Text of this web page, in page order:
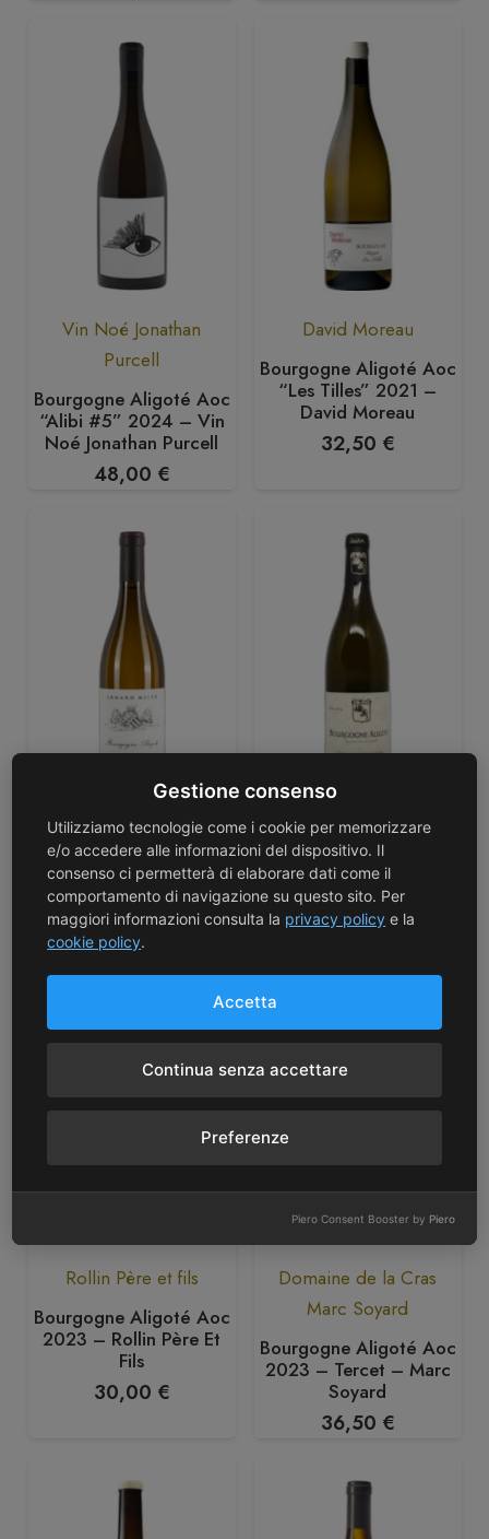
Vin Noé Jonathan
Purcell
Bourgogne Aligoté Aoc
“Alibi #5” 2024 – Vin
Noé Jonathan Purcell
48,00 €
David Moreau
Bourgogne Aligoté Aoc
“Les Tilles” 2021 –
David Moreau
32,50 €
Armand Heitz
Bourgogne Aligoté Aoc
2023 – Armand Heitz
26,50€
Fabien Coche
Bourgogne Aligoté
AOC 2023 – Fabien
Coche
40,00€
Rollin Père et fils
Bourgogne Aligoté Aoc
2023 – Rollin Père Et
Fils
30,00 €
Domaine de la Cras
Marc Soyard
Bourgogne Aligoté Aoc
2023 – Tercet – Marc
Soyard
36,50 €
Gestione consenso
Utilizziamo tecnologie come i cookie per memorizzare
e/o accedere alle informazioni del dispositivo. Il
consenso ci permetterà di elaborare dati come il
comportamento di navigazione su questo sito. Per
maggiori informazioni consulta la privacy policy e la
cookie policy.
Accetta
Continua senza accettare
Preferenze
Piero Consent Booster by Piero